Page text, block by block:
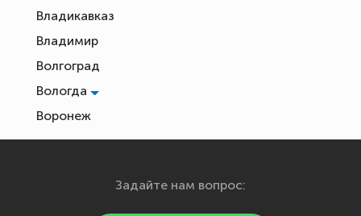
Владикавказ
Владимир
Волгоград
Вологда
Воронеж
Екатеринбург
Задайте нам вопрос: